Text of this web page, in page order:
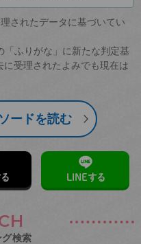
されたデータに基づいてい
ふりがな」に新たな判定基
受理されたよみでも現在は
ードを読む
LINEする
検索